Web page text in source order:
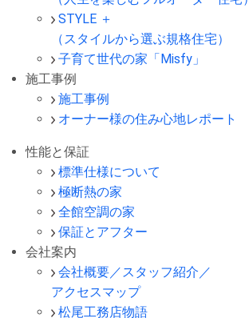
STYLE ＋
（スタイルから選ぶ規格住宅）
子育て世代の家「Misfy」
施工事例
施工事例
オーナー様の住み心地レポート
性能と保証
標準仕様について
極断熱の家
全館空調の家
保証とアフター
会社案内
会社概要／スタッフ紹介／
アクセスマップ
松尾工務店物語